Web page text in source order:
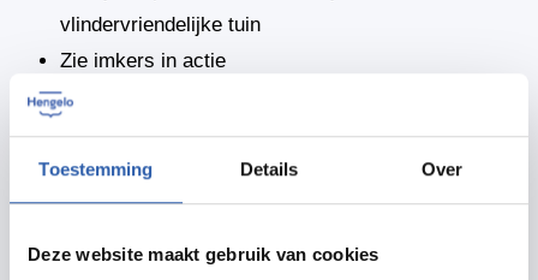
Toestemming Details Over
Deze website maakt gebruik van cookies
vlindervriendelijke tuin
Zie imkers in actie
Leer over het jaar van het bijenvolk
Help mee honing te slingeren
Leer over klimaat en biodiversiteit
Leer over het gevaar van de Aziatische hoornaar